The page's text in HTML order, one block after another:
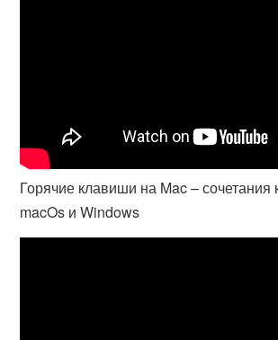
Горячие клавиши на Mac – сочетания
macOs и Windows